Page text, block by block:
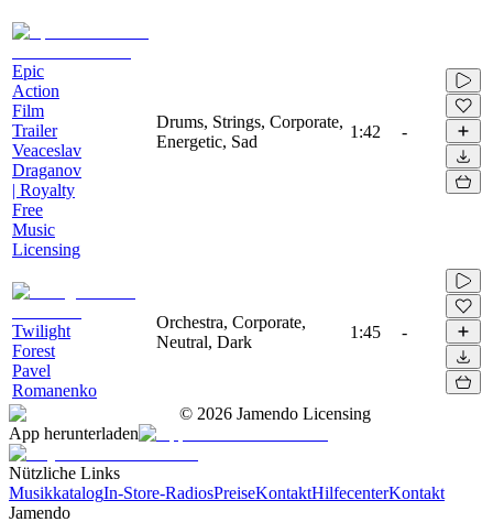
Epic
Action
Film
Trailer
Veaceslav
Draganov
| Royalty
Free
Music
Licensing
Drums, Strings, Corporate,
Energetic, Sad
1:42 -
Twilight
Forest
Pavel
Romanenko
Orchestra, Corporate,
Neutral, Dark
1:45 -
© 2026 Jamendo Licensing
App herunterladen
Nützliche Links
MusikkatalogIn-Store-RadiosPreiseKontaktHilfecenterKontakt
Jamendo